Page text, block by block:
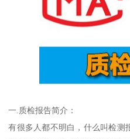
一.质检报告简介：
有很多人都不明白，什么叫检测